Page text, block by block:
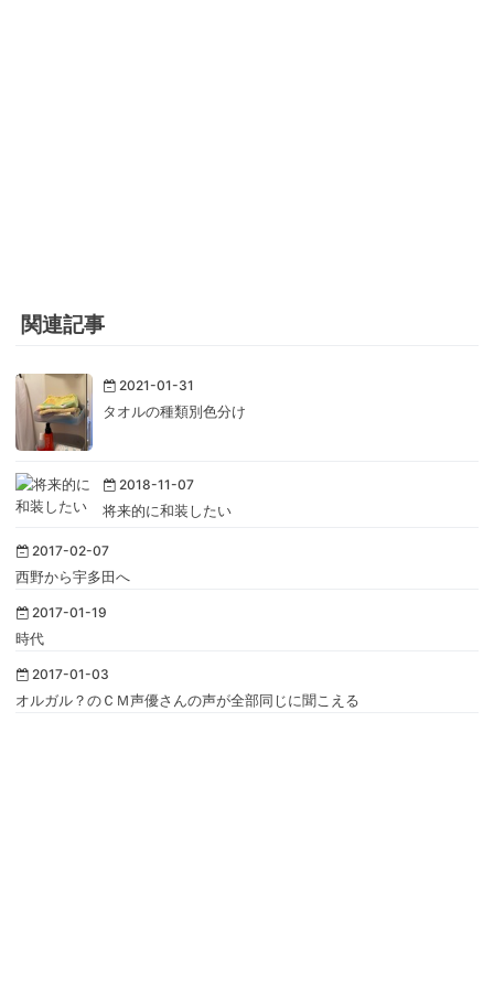
関連記事
2021-01-31
タオルの種類別色分け
2018-11-07
将来的に和装したい
2017-02-07
西野から宇多田へ
2017-01-19
時代
2017-01-03
オルガル？のＣＭ声優さんの声が全部同じに聞こえる